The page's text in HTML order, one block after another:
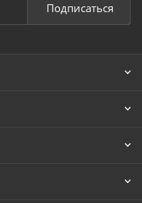
Подписаться